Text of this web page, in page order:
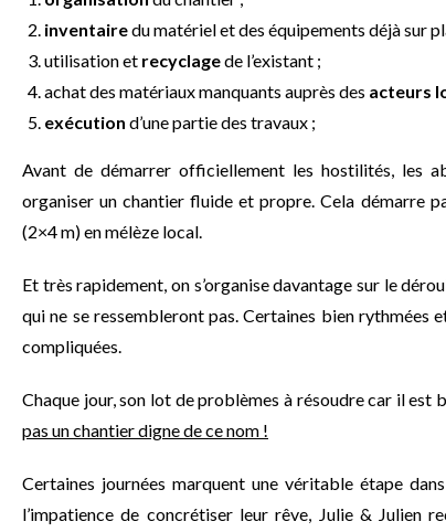
inventairedu matériel et des équipements déjà sur
utilisation et recyclagede l’existant ;
achat des matériaux manquants auprès des acteurs
exécution d’une partie des travaux ;
Avant de démarrer officiellement les hostilités, les
organiser un chantier fluide et propre. Cela démarre
(2×4 m) en mélèze local.
Et très rapidement, on s’organise davantage sur le
qui ne se ressembleront pas. Certaines bien rythmées
compliquées.
Chaque jour, son lot de problèmes à résoudre car il est
pas un chantier digne de ce nom !
Certaines journées marquent une véritable étape
l’impatience de concrétiser leur rêve, Julie & Julien